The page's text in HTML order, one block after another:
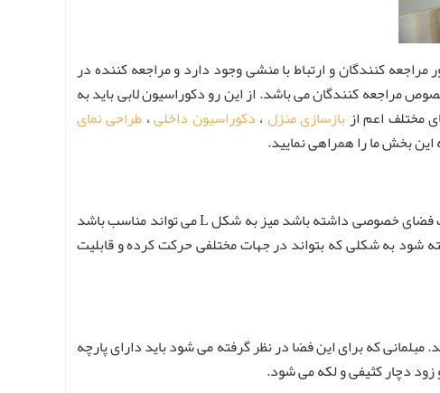
کنندگان و ارتباط با منشی وجود دارد و مراجعه کننده در
مراجعه کنندگان می باشد. از این رو دکوراسیون لابی باید به
مختلف اعم ازبازسازی منزل ،دکوراسیون داخلی،طراحی نمای
بخش ما را همراهی نمایید.
محلی که میز منشی در آنجا قرار می گیرد باید به نحوی باشد که مسلط بر لابی و درب ورودی باشد. برای اینکه منشی لازم است یک فضای خصوصی داشته باشد میز به شکل L می تواند مناسب باشد
شود به شکلی که بتواند در جهات مختلفی حرکت کرده و قابلیت
که برای این فضا در نظر گرفته می شود باید دارای پارچه
زود دچار کثیفی و لکه می شود.